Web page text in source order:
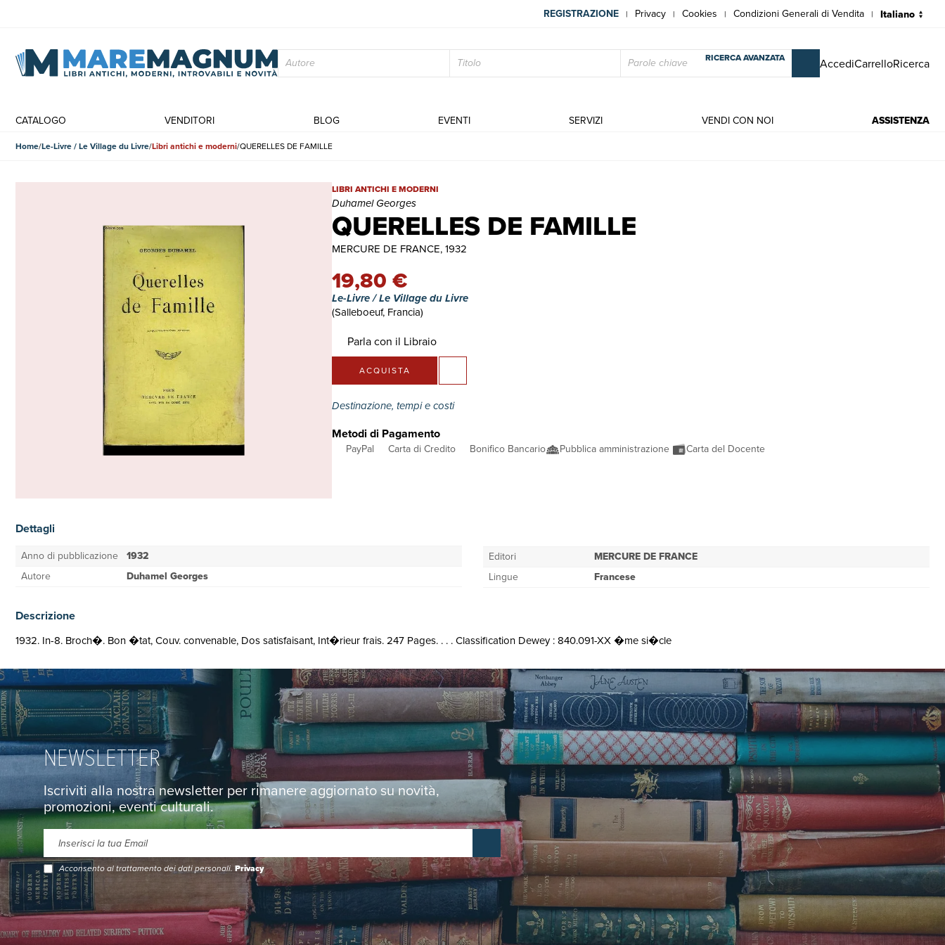
REGISTRAZIONE | Privacy | Cookies | Condizioni Generali di Vendita |
RICERCA AVANZATA AccediCarrelloRicerca
CATALOGO VENDITORI BLOG EVENTI SERVIZI VENDI CON NOI ASSISTENZA
Home Le-Livre / Le Village du Livre Libri antichi e moderni QUERELLES DE FAMILLE
QUERELLES DE FAMILLE
QUERELLES DE FAMILLE | Libri antichi e moderni | Duhamel Georges
LIBRI ANTICHI E MODERNI
Duhamel Georges
MERCURE DE FRANCE, 1932
19,80 €
Le-Livre / Le Village du Livre
(Salleboeuf, Francia)
Parla con il Libraio
ACQUISTA
Destinazione, tempi e costi
Metodi di Pagamento
PayPal Carta di Credito Bonifico Bancario Pubblica amministrazione Carta del Docente
Dettagli
Anno di pubblicazione 1932
Autore
Duhamel Georges
Editori
MERCURE DE FRANCE
Lingue
Francese
Descrizione
1932. In-8. Broch�. Bon �tat, Couv. convenable, Dos satisfaisant, Int�rieur frais. 247 Pages. . . . Classification Dewey : 840.091-XX �me si�cle
NEWSLETTER
Iscriviti alla nostra newsletter per rimanere aggiornato su novità,
promozioni, eventi culturali.
Acconsento al trattamento dei dati personali.Privacy